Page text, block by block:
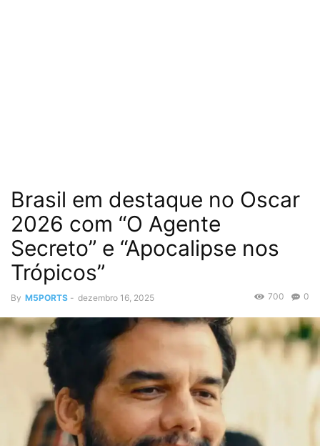
Brasil em destaque no Oscar
2026 com “O Agente
Secreto” e “Apocalipse nos
Trópicos”
By M5PORTS - dezembro 16, 2025 0
700